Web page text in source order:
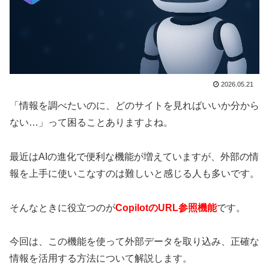
2026.05.21
「情報を調べたいのに、どのサイトを見ればいいか分から
ない…」って困ることありますよね。
最近はAIの進化で便利な機能が増えていますが、外部の情
報を上手に使いこなすのは難しいと感じる人も多いです。
そんなときに役立つのがCopilotのURL参照機能です。
今回は、この機能を使って外部データを取り込み、正確な
情報を活用する方法について解説します。